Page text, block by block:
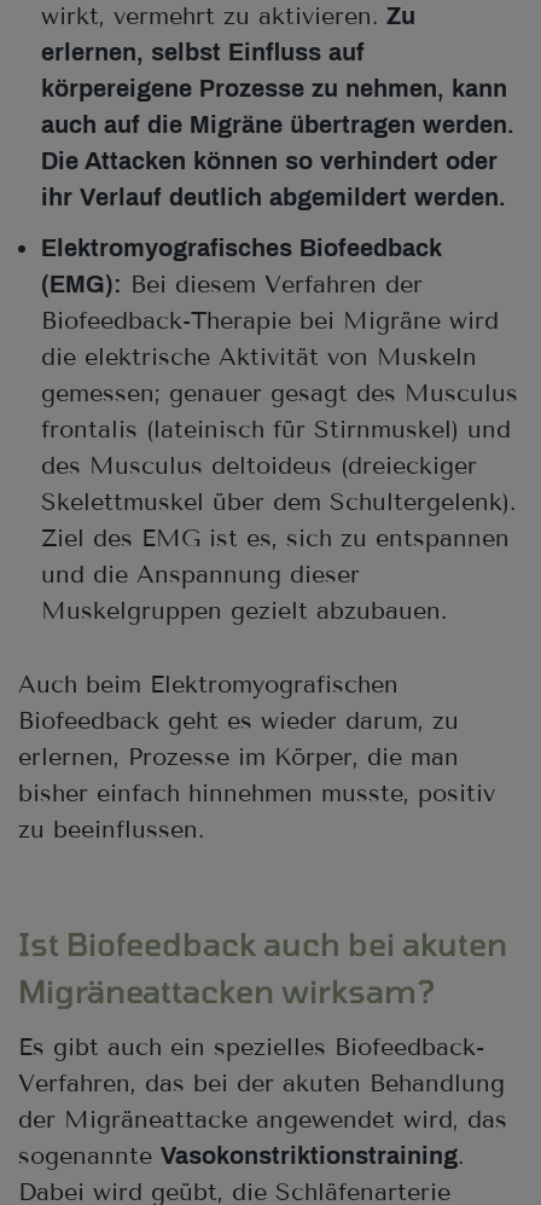
wirkt, vermehrt zu aktivieren.Zu
erlernen, selbst Einfluss auf
körpereigene Prozesse zu nehmen, kann
auch auf die Migräne übertragen werden.
Die Attacken können so verhindert oder
ihr Verlauf deutlich abgemildert werden.
Elektromyografisches Biofeedback
(EMG): Bei diesem Verfahren der
Biofeedback-Therapie bei Migräne wird
die elektrische Aktivität von Muskeln
gemessen; genauer gesagt des Musculus
frontalis (lateinisch für Stirnmuskel) und
des Musculus deltoideus (dreieckiger
Skelettmuskel über dem Schultergelenk).
Ziel des EMG ist es, sich zu entspannen
und die Anspannung dieser
Muskelgruppen gezielt abzubauen.
Auch beim Elektromyografischen
Biofeedback geht es wieder darum, zu
erlernen, Prozesse im Körper, die man
bisher einfach hinnehmen musste, positiv
zu beeinflussen.
Ist Biofeedback auch bei akuten
Migräneattacken wirksam?
Es gibt auch ein spezielles Biofeedback-
Verfahren, das bei der akuten Behandlung
der Migräneattacke angewendet wird, das
sogenannte Vasokonstriktionstraining.
Dabei wird geübt, die Schläfenarterie